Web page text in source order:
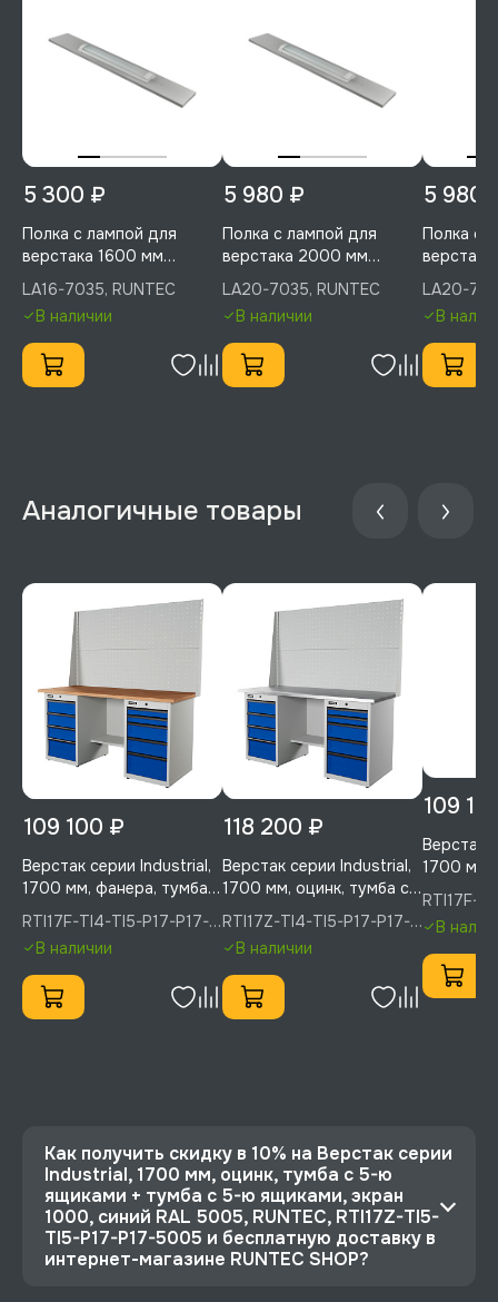
5 300 ₽
Полка с лампой для
верстака 1600 мм
(светло-серый), RUNTEC,
LA16-7035
LA16-7035, RUNTEC
В наличии
5 980 ₽
Полка с лампой для
верстака 2000 мм
(светло-серый), RUNTEC,
LA20-7035
LA20-7035, RUNTEC
В наличии
5 980
Полка с
LA20-
В
109 100 ₽
Верстак серии Industrial,
1700 мм, фанера, тумба с
4-мя ящиками + тумба с
5-ю ящиками, экран
1000, синий (светло-
серый), RUNTEC, RTI17F-
TI4-TI5-P17-P17-
5005(7035)
RTI17F-TI4-TI5-P17-P17-
5005(7035), RUNTEC
В наличии
118 200 ₽
Верстак серии Industrial,
1700 мм, оцинк, тумба с
4-мя ящиками + тумба с
5-ю ящиками, экран
1000, синий (светло-
серый) R, RUNTEC,
RTI17Z-TI4-TI5-P17-P17-
5005(7035)
RTI17Z-TI4-TI5-P17-P17-
5005(7035), RUNTEC
В наличии
109
Верстак
1700 мм,
4-мя
5-ю
1000,
P17-
RTI17F-
5005,
В
Как получить скидку в 10% на Верстак серии
Industrial, 1700 мм, оцинк, тумба с 5-ю
ящиками + тумба с 5-ю ящиками, экран
1000, синий RAL 5005, RUNTEC, RTI17Z-TI5-
TI5-P17-P17-5005 и бесплатную доставку в
интернет-магазине RUNTEC SHOP?